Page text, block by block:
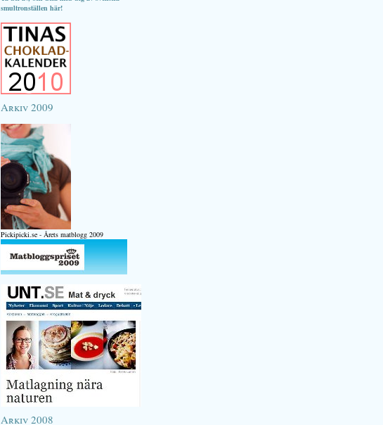
smultronställen här!
Arkiv 2009
Pickipicki.se - Årets matblogg 2009
Arkiv 2008